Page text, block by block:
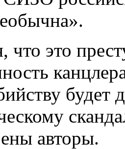
что это
будет
авторы.